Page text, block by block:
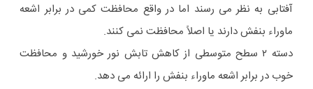
آفتابی به نظر می رسند اما در واقع محافظت کمی در برابر اشعه
ماوراء بنفش دارند یا اصلاً محافظت نمی کنند.
دسته ۲ سطح متوسطی از کاهش تابش نور خورشید و محافظت
خوب در برابر اشعه ماوراء بنفش را ارائه می دهد.